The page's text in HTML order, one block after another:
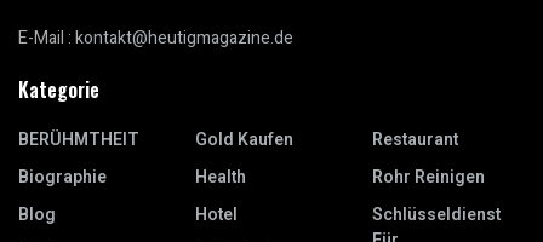
E-Mail :kontakt@heutigmagazine.de
Kategorie
BERÜHMTHEIT
Biographie
Blog
Gold Kaufen
Health
Hotel
Restaurant
Rohr Reinigen
Schlüsseldienst